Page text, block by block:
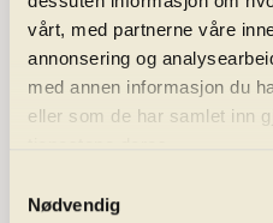
vårt, med partnerne våre
annonsering og
med annen informasjon du
eller som de har samlet inn
Nødvendig
Programme